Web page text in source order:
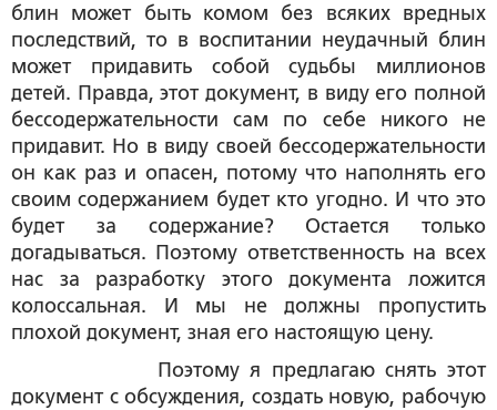
блин может быть комом без всяких вредных
последствий, то в воспитании неудачный блин
может придавить собой судьбы миллионов
детей. Правда, этот документ, в виду его полной
бессодержательности сам по себе никого не
придавит. Но в виду своей бессодержательности
он как раз и опасен, потому что наполнять его
своим содержанием будет кто угодно. И что это
будет за содержание? Остается только
догадываться. Поэтому ответственность на всех
нас за разработку этого документа ложится
колоссальная. И мы не должны пропустить
плохой документ, зная его настоящую цену.
Поэтому я предлагаю снять этот
документ с обсуждения, создать новую, рабочую